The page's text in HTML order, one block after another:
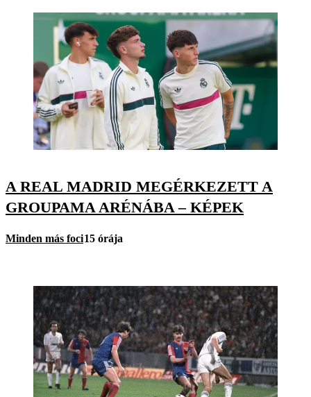
A REAL MADRID MEGÉRKEZETT A
GROUPAMA ARÉNÁBA – KÉPEK
Minden más foci15 órája